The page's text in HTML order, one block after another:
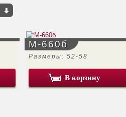
М-660б
Размеры: 52-58
В корзину